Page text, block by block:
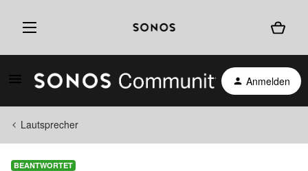
Anmelden
Lautsprecher
BEANTWORTET